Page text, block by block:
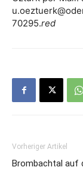
70295.red
Vorheriger Artikel
Brombachtal auf